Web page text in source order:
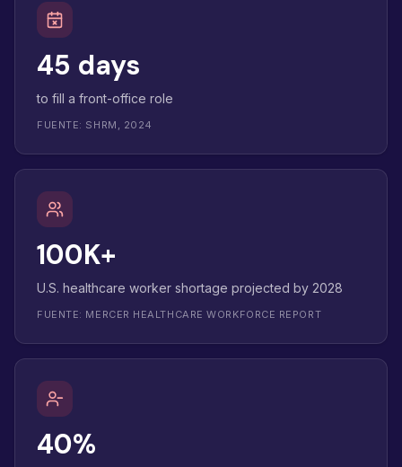
45 days
to fill a front-office role
FUENTE: SHRM, 2024
100K+
U.S. healthcare worker shortage projected by 2028
FUENTE: MERCER HEALTHCARE WORKFORCE REPORT
40%